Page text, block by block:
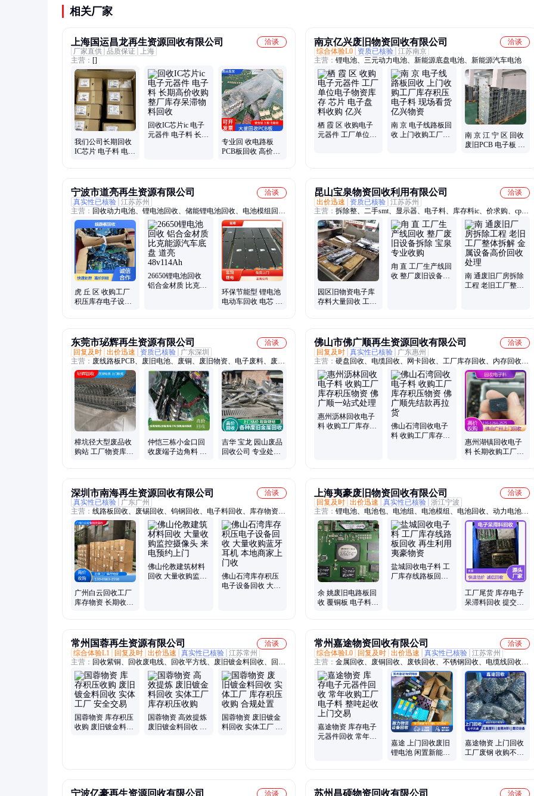
相关厂家
上海国运昌龙再生资源回收有限公司
洽谈
厂家直供 品质保证
上海
主营： []
我们公司长期回收
IC芯片 电子料 电子
回收IC芯片ic 电子
元器件 电子料 长期
专业回 收电路板
PCB板回收 高价大
南京亿兴废旧物资回收有限公司
洽谈
综合体验L0
资质已核验 江苏南京
主营： 锂电池、三元动力电池、新能源底盘电池、新能源汽车电池
栖 霞 区 收购电子
元器件 工厂单位电
南 京 电子线路板回
收 上门收购工厂库
南 京 江 宁 区 回收
废旧PCB 电子板 线
宁波市道亮再生资源有限公司
洽谈
真实性已核验 江苏苏州
主营： 回收动力电池、锂电池回收、储能锂电池回收、电池模组回
收、三元锂电池回收、退役动力电池回收、锂电池回收价格、废旧锂
电池回收处理、废旧锂电池回收、动力锂电池回收、苏州锂电池回
收、钴酸锂电池回收、圆柱锂电池回收、锂电池回收资质、工厂废旧
锂电池回收
虎 丘 区 收购工厂
积压库存电子设备
26650锂电池回收
铝合金材质 比克能
环保节能型 锂电池
电动车回收 电芯 现
昆山宝泉物资回收利用有限公司
洽谈
出价迅速
资质已核验 江苏苏州
主营： 拆除整、二手smt、显示器、电子料、库存料ic、价求购、cpu
模块、铣床整、收购整、回收smt、交换机、铁截架、bga芯片、空压
机、smt设备、拆除ktv、smt周边、ab变频器、高压空气、利用工业、
电子芯片、金属回收、拆除收购、铁皮回收、回收食品
园区旧物资电子库
存料大量回收 工厂
甪 直 工厂生产线回
收 整厂废旧设备拆
南 通废旧厂房拆除
工程 老旧工厂整体
东莞市珌辉再生资源有限公司
洽谈
回复及时 出价迅速 资质已核验
广东深圳
主营： 废线路板PCB、废旧电池、废铜、废旧物资、电子废料、废
铝、废不锈钢、废电缆电线、机械设备
樟坑径大型废品收
购站 工厂物资库存
仲恺三栋小金口回
收废端子边角料 收
吉华 宝龙 园山废品
回收公司 专业处理
佛山市佛广顺再生资源回收有限公司
洽谈
回复及时 真实性已核验
广东惠州
主营： 硬盘回收、电缆回收、网卡回收、工厂库存回收、内存回收、
处理器回收、显示器回收、回收电子IC、回收线路板、不锈钢回收、
二手电脑配件、中央空调回收、网络主机回收、无线控制器回收、路
由器回收、二手设备回收
惠州沥林回收电子
料 收购工厂库存积
佛山石湾回收电子
料 收购工厂库存积
惠州湖镇回收电子
料 长期收购工厂库
深圳市南海再生资源回收有限公司
洽谈
真实性已核验
广东广州
主营： 线路板回收、废锡回收、钨钢回收、电子料回收、库存物资回
收、回收生产废料、废电缆电线回收、电池回收、废铜回收、IC回
收、电路板回收、数据线回收、机器设备回收、充电器回收、LED灯
回收、回收平板电脑
广州白云回收工厂
库存物资 长期收购
佛山伦教建筑材料
回收 大量收购监控
佛山石湾库存积压
电子设备回收 大量
上海夷豪废旧物资回收有限公司
洽谈
回复及时 出价迅速 真实性已核验 浙江宁波
主营： 锂电池、电池包、电池组、电池模组、电池回收、动力电池、
新能源电池、试样车动力模组、新能源汽车电池
余 姚废旧电路板回
收 覆铜板 电子料工
盐城回收电子料 工
厂库存线路板回收
工厂尾货 库存电子
呆滞料回收 提交物
常州国蓉再生资源有限公司
洽谈
综合体验L1
回复及时 出价迅速 真实性已核验 江苏常州
主营： 回收紫铜、回收废电线、回收平方线、废旧镀金料回收、回收
镀锡铜、回收漆包线紫铜
国蓉物资 库存积压
收购 废旧镀金料回
国蓉物资 高效提炼
废旧镀金料回收 实
国蓉物资 废旧镀金
料回收 实体工厂 库
常州嘉途物资回收有限公司
洽谈
综合体验L0
回复及时 出价迅速 真实性已核验 江苏常州
主营： 金属回收、废铜回收、废铁回收、不锈钢回收、电缆线回收、
电脑主机、笔记本回收、废铝回收、废旧空调回收、电瓶回收、变压
器回收、电机回收、机械设备回收、镀金回收、电子元器件回收、线
路板回收、芯片回收、锂电池回收
嘉途物资 库存电子
元器件回收 常年收
嘉途 上门回收废旧
锂电池 闲置新能源
嘉途物资 上门回收
工厂废钢 收购不锈
宁波亿豪再生资源回收有限公司 洽谈 苏州昌硕物资回收有限公司 洽谈